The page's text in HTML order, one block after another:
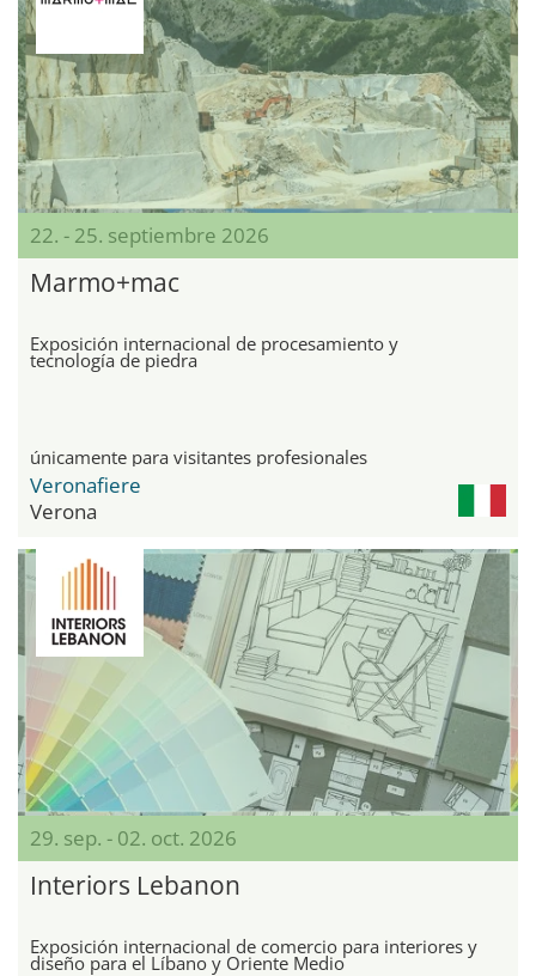
22. - 25. septiembre 2026
Marmo+mac
Exposición internacional de procesamiento y
tecnología de piedra
únicamente para visitantes profesionales
Veronafiere
Verona
29. sep. - 02. oct. 2026
Interiors Lebanon
Exposición internacional de comercio para interiores y
diseño para el Líbano y Oriente Medio